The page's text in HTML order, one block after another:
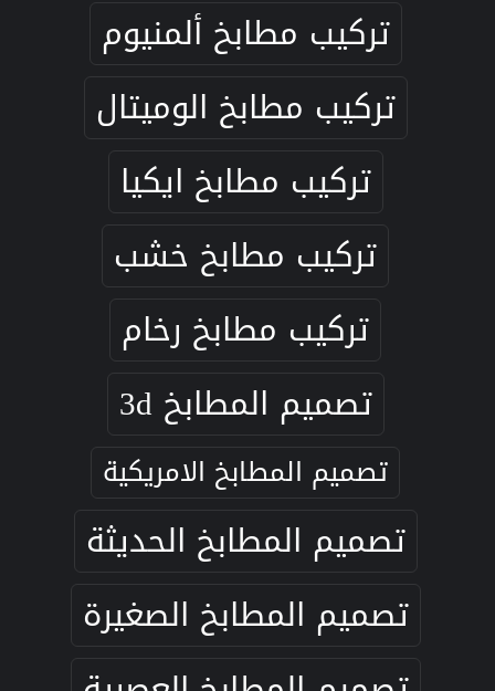
تركيب مطابخ ألمنيوم
تركيب مطابخ الوميتال
تركيب مطابخ ايكيا
تركيب مطابخ خشب
تركيب مطابخ رخام
تصميم المطابخ 3d
تصميم المطابخ الامريكية
تصميم المطابخ الحديثة
تصميم المطابخ الصغيرة